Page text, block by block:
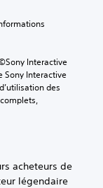
Interactive
Sony Interactive
des
acheteurs de
légendaire